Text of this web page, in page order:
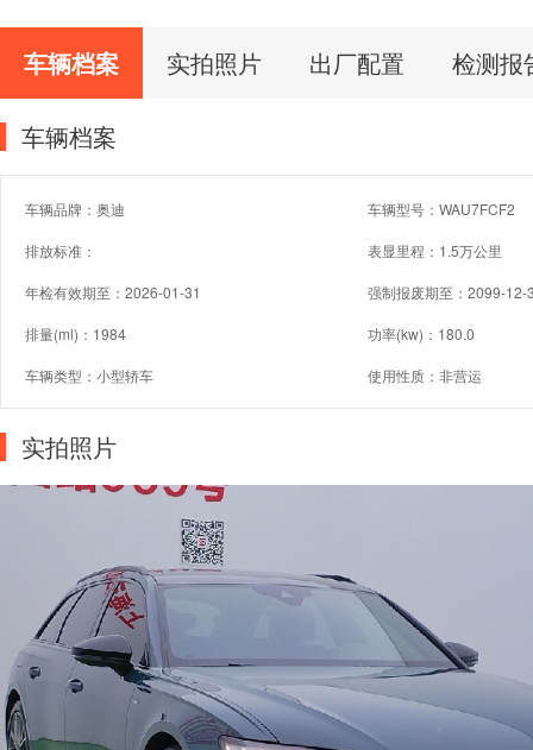
车辆档案 实拍照片 出厂配置 检测报
车辆档案
车辆品牌：奥迪 车辆型号：WAU7FCF2
排放标准： 表显里程：1.5万公里
年检有效期至：2026-01-31 强制报废期至：2099-12-
排量(ml)：1984 功率(kw)：180.0
车辆类型：小型轿车 使用性质：非营运
实拍照片